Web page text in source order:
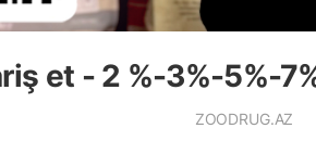
et - 2 %-3%-5%-
ZOODRUG.AZ
Цена
Купить
шт
30.00